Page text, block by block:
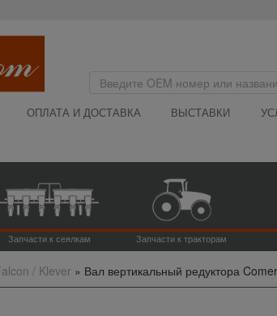
ОПЛАТА И ДОСТАВКА ВЫСТАВКИ
Запчасти к сеялкам Запчасти к тракторам
/ Klever » Вал вертикальный редуктора